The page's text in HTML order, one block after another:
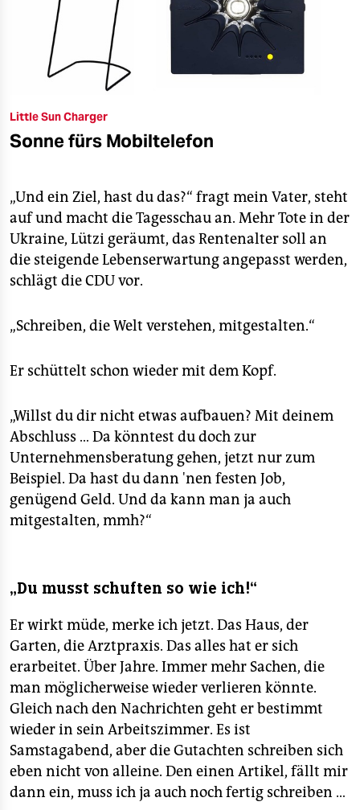
Little Sun Charger
Sonne fürs Mobiltelefon
„Und ein Ziel, hast du das?“ fragt mein Vater, steht
auf und macht die Tagesschau an. Mehr Tote in der
Ukraine, Lützi geräumt, das Rentenalter soll an
die steigende Lebenserwartung angepasst werden,
schlägt die CDU vor.
„Schreiben, die Welt verstehen, mitgestalten.“
Er schüttelt schon wieder mit dem Kopf.
„Willst du dir nicht etwas aufbauen? Mit deinem
Abschluss … Da könntest du doch zur
Unternehmensberatung gehen, jetzt nur zum
Beispiel. Da hast du dann 'nen festen Job,
genügend Geld. Und da kann man ja auch
mitgestalten, mmh?“
„Du musst schuften so wie ich!“
Er wirkt müde, merke ich jetzt. Das Haus, der
Garten, die Arztpraxis. Das alles hat er sich
erarbeitet. Über Jahre. Immer mehr Sachen, die
man möglicherweise wieder verlieren könnte.
Gleich nach den Nachrichten geht er bestimmt
wieder in sein Arbeitszimmer. Es ist
Samstagabend, aber die Gutachten schreiben sich
eben nicht von alleine. Den einen Artikel, fällt mir
dann ein, muss ich ja auch noch fertig schreiben …